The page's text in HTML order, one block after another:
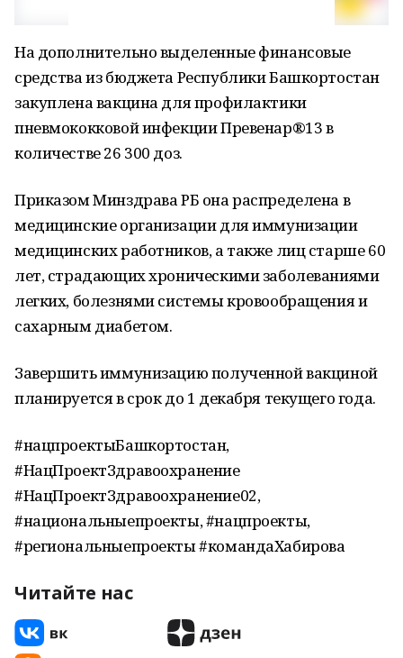
На дополнительно выделенные финансовые
средства из бюджета Республики Башкортостан
закуплена вакцина для профилактики
пневмококковой инфекции Превенар®13 в
количестве 26 300 доз.
Приказом Минздрава РБ она распределена в
медицинские организации для иммунизации
медицинских работников, а также лиц старше 60
лет, страдающих хроническими заболеваниями
легких, болезнями системы кровообращения и
сахарным диабетом.
Завершить иммунизацию полученной вакциной
планируется в срок до 1 декабря текущего года.
#нацпроектыБашкортостан,
#НацПроектЗдравоохранение
#НацПроектЗдравоохранение02,
#национальныепроекты, #нацпроекты,
#региональныепроекты #командаХабирова
Читайте нас